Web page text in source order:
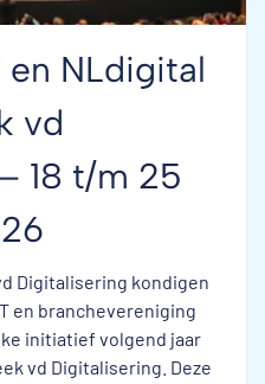
NLdigital
vd
18 t/m 25
Digitalisering kondigen
en branchevereniging
initiatief volgend jaar
vd Digitalisering. Deze